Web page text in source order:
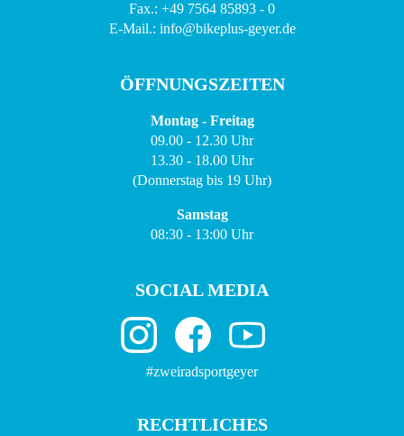
Fax.: +49 7564 85893 - 0
E-Mail.: info@bikeplus-geyer.de
ÖFFNUNGSZEITEN
Montag - Freitag
09.00 - 12.30 Uhr
13.30 - 18.00 Uhr
(Donnerstag bis 19 Uhr)
Samstag
08:30 - 13:00 Uhr
SOCIAL MEDIA
#zweiradsportgeyer
RECHTLICHES